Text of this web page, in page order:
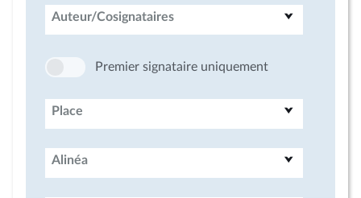
Auteur/Cosignataires
Premier signataire uniquement
Place
Alinéa